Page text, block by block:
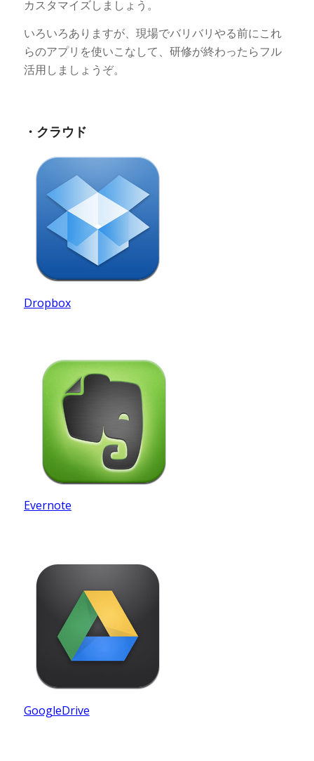
カスタマイズしましょう。
いろいろありますが、現場でバリバリやる前にこれ
らのアプリを使いこなして、研修が終わったらフル
活用しましょうぞ。
・クラウド
Dropbox
Evernote
GoogleDrive